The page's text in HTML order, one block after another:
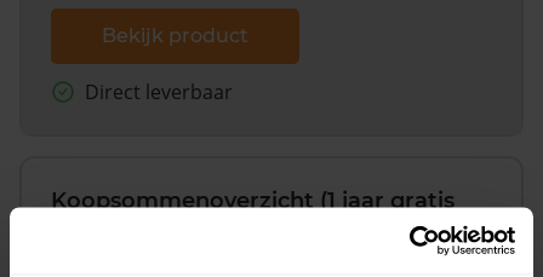
Bekijk product
Direct leverbaar
Koopsommenoverzicht (1 jaar gratis